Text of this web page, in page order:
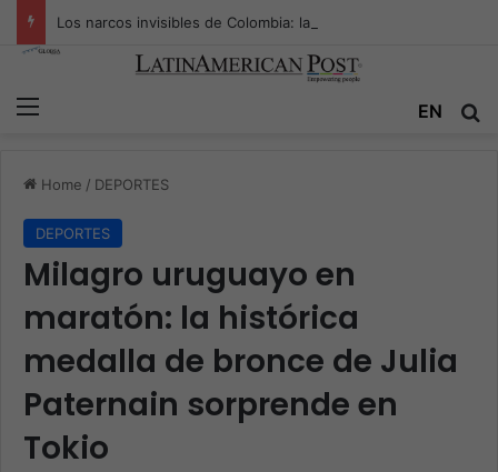
Menu EN
Home / DEPORTES
DEPORTES
Milagro uruguayo en
maratón: la histórica
medalla de bronce de Julia
Paternain sorprende en
Tokio